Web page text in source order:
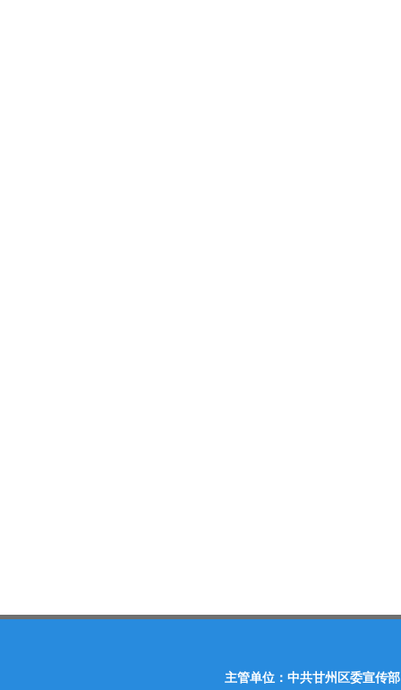
主管单位：中共甘州区委宣传